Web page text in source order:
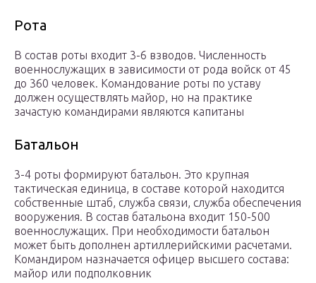
Рота
В состав роты входит 3-6 взводов. Численность
военнослужащих в зависимости от рода войск от 45
до 360 человек. Командование роты по уставу
должен осуществлять майор, но на практике
зачастую командирами являются капитаны
Батальон
3-4 роты формируют батальон. Это крупная
тактическая единица, в составе которой находится
собственные штаб, служба связи, служба обеспечения
вооружения. В состав батальона входит 150-500
военнослужащих. При необходимости батальон
может быть дополнен артиллерийскими расчетами.
Командиром назначается офицер высшего состава:
майор или подполковник